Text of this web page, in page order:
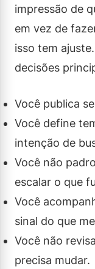
impressão de
em vez de
isso tem
decisões
Você publica
Você define
intenção de
Você não
escalar o que
Você
sinal do que
Você não
precisa mudar.